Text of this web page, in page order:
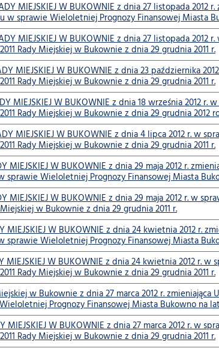
MIEJSKIEJ W BUKOWNIE z dnia 27 listopada 2012
w sprawie Wieloletniej Prognozy Finansowej Miasta
MIEJSKIEJ W BUKOWNIE z dnia 27 listopada
Rady Miejskiej w Bukownie z dnia 29 grudnia 2011 r.
MIEJSKIEJ W BUKOWNIE z dnia 23 października
Rady Miejskiej w Bukownie z dnia 29 grudnia 2011 r.
MIEJSKIEJ W BUKOWNIE z dnia 18 września 2012
Rady Miejskiej w Bukownie z dnia 29 grudnia 2012
MIEJSKIEJ W BUKOWNIE z dnia 4 lipca 2012 r. w
Rady Miejskiej w Bukownie z dnia 29 grudnia 2011 r.
MIEJSKIEJ W BUKOWNIE z dnia 29 maja 2012 r.
sprawie Wieloletniej Prognozy Finansowej Miasta
MIEJSKIEJ W BUKOWNIE z dnia 29 maja 2012 r. w
w Bukownie z dnia 29 grudnia 2011 r.
MIEJSKIEJ W BUKOWNIE z dnia 24 kwietnia 2012 r.
sprawie Wieloletniej Prognozy Finansowej Miasta
MIEJSKIEJ W BUKOWNIE z dnia 24 kwietnia 2012 r.
Rady Miejskiej w Bukownie z dnia 29 grudnia 2011 r.
w Bukownie z dnia 27 marca 2012 r.
Prognozy Finansowej Miasta Bukowno na
MIEJSKIEJ W BUKOWNIE z dnia 27 marca 2012 r. w
Rady Miejskiej w Bukownie z dnia 29 grudnia 2011 r.